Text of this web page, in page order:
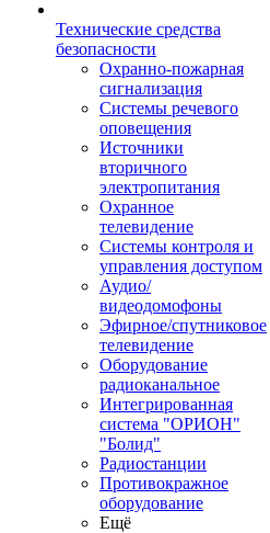
Технические средства
безопасности
Охранно-пожарная
сигнализация
Системы речевого
оповещения
Источники
вторичного
электропитания
Охранное
телевидение
Системы контроля и
управления доступом
Аудио/
видеодомофоны
Эфирное/спутниковое
телевидение
Оборудование
радиоканальное
Интегрированная
система "ОРИОН"
"Болид"
Радиостанции
Противокражное
оборудование
Ещё